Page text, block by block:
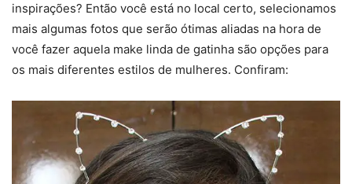
inspirações? Então você está no local certo, selecionamos
mais algumas fotos que serão ótimas aliadas na hora de
você fazer aquela make linda de gatinha são opções para
os mais diferentes estilos de mulheres. Confiram: